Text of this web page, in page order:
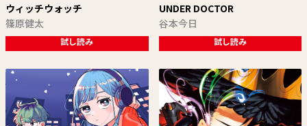
ウィッチウォッチ
篠原健太
試し読み
UNDER DOCTOR
谷本今日
試し読み